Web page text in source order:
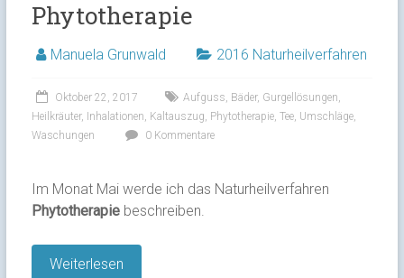
Phytotherapie
Manuela Grunwald 2016 Naturheilverfahren
Oktober 22, 2017 Aufguss Bäder, Gurgellösungen
Heilkräuter, Inhalationen Kaltauszug Phytotherapie, Tee, Umschläge,
Waschungen
0 Kommentare
Im Monat Mai werde ich das Naturheilverfahren
Phytotherapiebeschreiben.
Weiterlesen